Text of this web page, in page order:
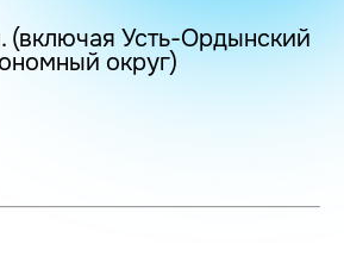
(включая Усть-Ордынский
округ)